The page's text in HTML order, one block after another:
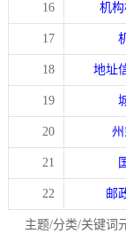
16 机
17
18 地址
19
20
21
22 邮
主题/分类/关键词